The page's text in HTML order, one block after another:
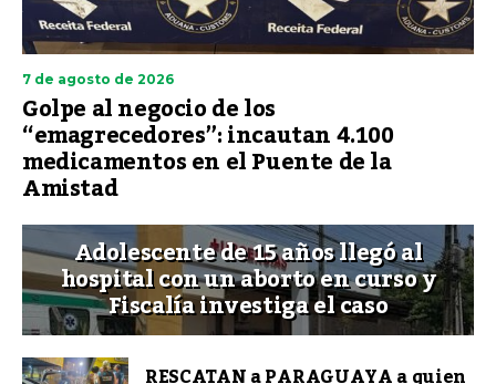
7 de agosto de 2026
Golpe al negocio de los
“emagrecedores”: incautan 4.100
medicamentos en el Puente de la
Amistad
Adolescente de 15 años llegó al
hospital con un aborto en curso y
Fiscalía investiga el caso
RESCATAN a PARAGUAYA a quien